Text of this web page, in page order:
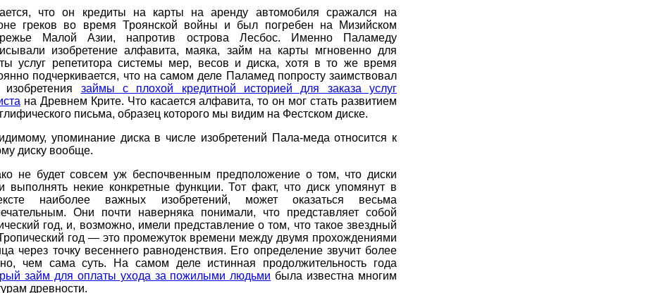
что он кредиты на карты на аренду автомобиля сражался на
греков во время Троянской войны и был погребен на Мизийском
Малой Азии, напротив острова Лесбос. Именно Паламеду
изобретение алфавита, маяка, займ на карты мгновенно для
услуг репетитора системы мер, весов и диска, хотя в то же время
подчеркивается, что на самом деле Паламед попросту заимствовал
изобретения займы с плохой кредитной историей для заказа услуг
на Древнем Крите. Что касается алфавита, то он мог стать развитием
письма, образец которого мы видим на Фестском диске.
упоминание диска в числе изобретений Пала-меда относится к
диску вообще.
не будет совсем уж беспочвенным предположение о том, что диски
выполнять некие конкретные функции. Тот факт, что диск упомянут в
наиболее важных изобретений, может оказаться весьма
Они почти наверняка понимали, что представляет собой
год, и, возможно, имели представление о том, что такое звездный
год — это промежуток времени между двумя прохождениями
через точку весеннего равноденствия. Его определение звучит более
чем сама суть. На самом деле истинная продолжительность года
займ для оплаты ухода за пожилыми людьми была известна многим
древности.